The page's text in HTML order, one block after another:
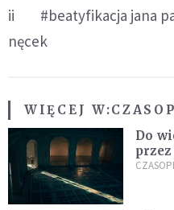
ii
#beatyfikacja jana
nęcek
WIĘCEJ W:
Do